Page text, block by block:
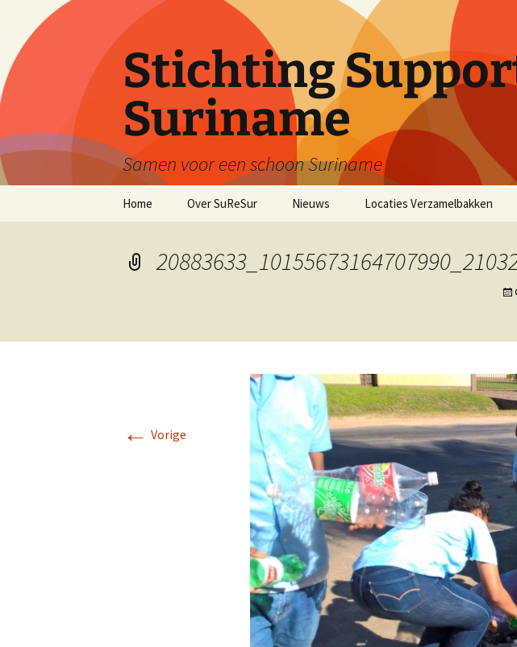
inhoud
Stichting
Suriname
Samen voor een schoon Suriname
Home Over SuReSur Nieuws Locaties Verzamelbakken
Sipaliwini
Wanica
← Vorige